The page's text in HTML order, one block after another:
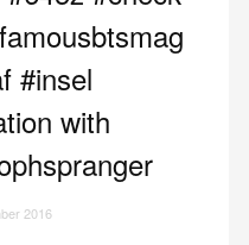
#insel
with
2016